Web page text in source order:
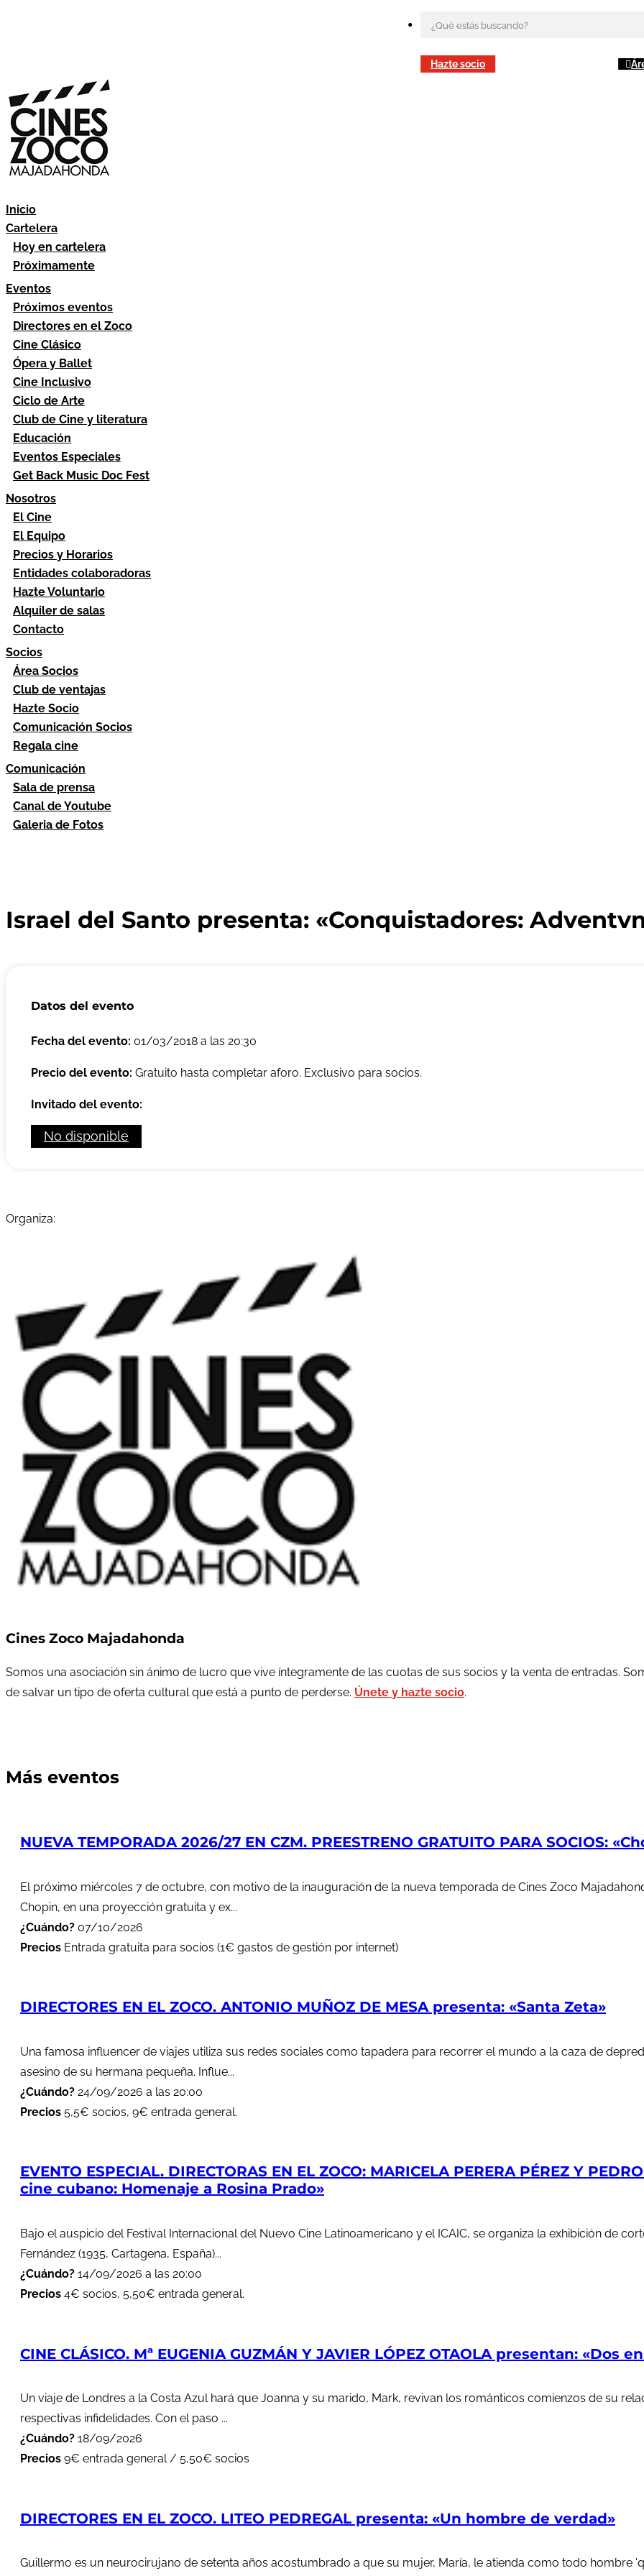
Hazte socio
Inicio
Cartelera
Hoy en cartelera
Próximamente
Eventos
Próximos eventos
Directores en el Zoco
Cine Clásico
Ópera y Ballet
Cine Inclusivo
Ciclo de Arte
Club de Cine y literatura
Educación
Eventos Especiales
Get Back Music Doc Fest
Nosotros
El Cine
El Equipo
Precios y Horarios
Entidades colaboradoras
Hazte Voluntario
Alquiler de salas
Contacto
Socios
Área Socios
Club de ventajas
Hazte Socio
Comunicación Socios
Regala cine
Comunicación
Sala de prensa
Canal de Youtube
Galeria de Fotos
Israel del Santo presenta: «Conquistadores:
Datos del evento
Fecha del evento: 01/03/2018 a las 20:30
Precio del evento: Gratuito hasta completar aforo. Exclusivo para socios.
Invitado del evento:
No disponible
Organiza:
Cines Zoco Majadahonda
Somos una asociación sin ánimo de lucro que vive íntegramente de las cuotas de sus socios y la venta de entradas.
de salvar un tipo de oferta cultural que está a punto de perderse. Únete y hazte socio.
Más eventos
NUEVA TEMPORADA 2026/27 EN CZM. PREESTRENO GRATUITO PARA SOCIOS:
El próximo miércoles 7 de octubre, con motivo de la inauguración de la nueva temporada de Cines Zoco
Chopin, en una proyección gratuita y ex...
¿Cuándo? 07/10/2026
Precios Entrada gratuita para socios (1€ gastos de gestión por internet)
DIRECTORES EN EL ZOCO. ANTONIO MUÑOZ DE MESA presenta: «Santa Zeta»
Una famosa influencer de viajes utiliza sus redes sociales como tapadera para recorrer el mundo a la caza de
asesino de su hermana pequeña. Influe...
¿Cuándo? 24/09/2026 a las 20:00
Precios 5,5€ socios, 9€ entrada general.
EVENTO ESPECIAL. DIRECTORAS EN EL ZOCO: MARICELA PERERA PÉREZ Y
cine cubano: Homenaje a Rosina Prado»
Bajo el auspicio del Festival Internacional del Nuevo Cine Latinoamericano y el ICAIC, se organiza la exhibición de
Fernández (1935, Cartagena, España)...
¿Cuándo? 14/09/2026 a las 20:00
Precios 4€ socios, 5,50€ entrada general.
CINE CLÁSICO. Mª EUGENIA GUZMÁN Y JAVIER LÓPEZ OTAOLA presentan: «Dos
Un viaje de Londres a la Costa Azul hará que Joanna y su marido, Mark, revivan los románticos comienzos de su
respectivas infidelidades. Con el paso ...
¿Cuándo? 18/09/2026
Precios 9€ entrada general / 5,50€ socios
DIRECTORES EN EL ZOCO. LITEO PEDREGAL presenta: «Un hombre de verdad»
Guillermo es un neurocirujano de setenta años acostumbrado a que su mujer, María, le atienda como todo hombre